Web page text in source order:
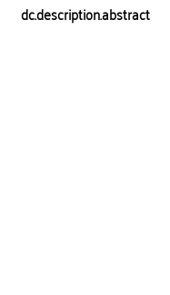
dc.description.abstract